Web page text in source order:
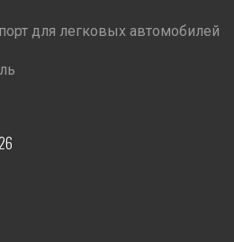
для легковых автомобилей